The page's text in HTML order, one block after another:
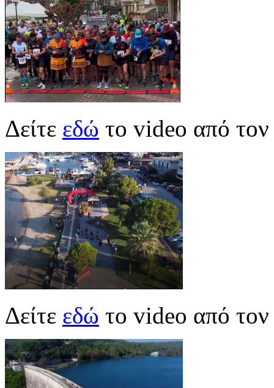
Δείτε εδώ το video από
Δείτε εδώ το video από